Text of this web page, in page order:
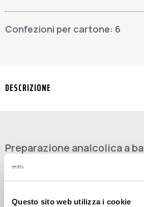
Questo sito web utilizza i cookie
Confezioni per cartone: 6
DESCRIZIONE
Preparazione analcolica a
uso professionale.